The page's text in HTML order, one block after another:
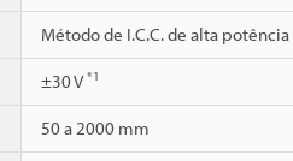
Método de I.C.C. de alta potência
±30 V*1
50 a 2000 mm